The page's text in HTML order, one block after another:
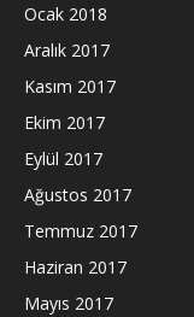
Ocak 2018
Aralık 2017
Kasım 2017
Ekim 2017
Eylül 2017
Ağustos 2017
Temmuz 2017
Haziran 2017
Mayıs 2017